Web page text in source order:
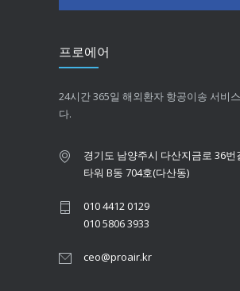
프로에어
24시간 365일 해외환자 항공이송 서비
다.
경기도 남양주시 다산지금로 36번
타워 B동 704호(다산동)
010 4412 0129
010 5806 3933
ceo@proair.kr